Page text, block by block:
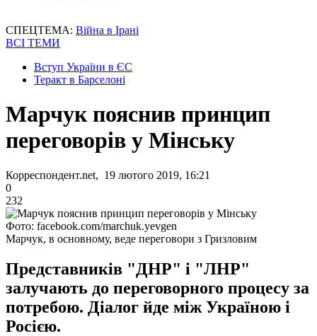
СПЕЦТЕМА: Війна в Ірані
ВСІ ТЕМИ
Вступ України в ЄС
Теракт в Барселоні
Марчук пояснив принцип
переговорів у Мінську
Корреспондент.net, 19 лютого 2019, 16:21
0
232
Фото: facebook.com/marchuk.yevgen
Марчук, в основному, веде переговори з Гризловим
Представників "ДНР" і "ЛНР"
залучають до переговорного процесу за
потребою. Діалог йде між Україною і
Росією.